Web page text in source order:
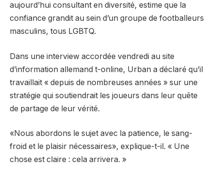
aujourd’hui consultant en diversité, estime que la
confiance grandit au sein d’un groupe de footballeurs
masculins, tous LGBTQ.
Dans une interview accordée vendredi au site
d’information allemand t-online, Urban a déclaré qu’il
travaillait « depuis de nombreuses années » sur une
stratégie qui soutiendrait les joueurs dans leur quête
de partage de leur vérité.
«Nous abordons le sujet avec la patience, le sang-
froid et le plaisir nécessaires», explique-t-il. « Une
chose est claire : cela arrivera. »